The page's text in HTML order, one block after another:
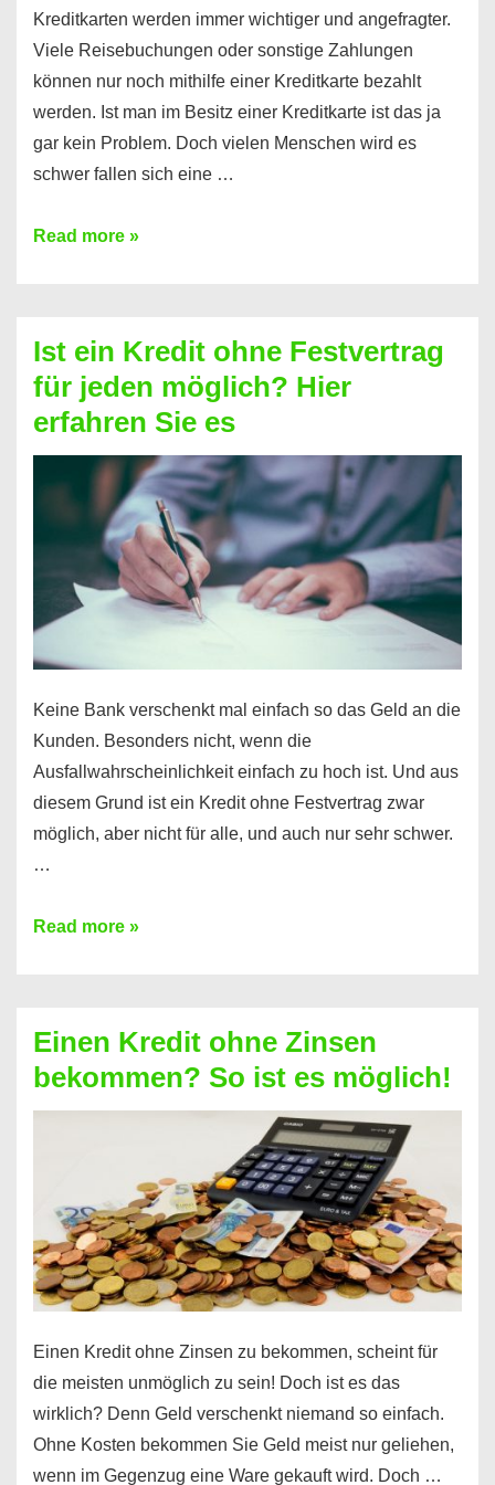
Kreditkarten werden immer wichtiger und angefragter.
Viele Reisebuchungen oder sonstige Zahlungen
können nur noch mithilfe einer Kreditkarte bezahlt
werden. Ist man im Besitz einer Kreditkarte ist das ja
gar kein Problem. Doch vielen Menschen wird es
schwer fallen sich eine …
Kreditkarte
Prepaid
ist
nicht
nur
für
Handy
möglich!
Read more »
Ist ein Kredit ohne Festvertrag
für jeden möglich? Hier
erfahren Sie es
Keine Bank verschenkt mal einfach so das Geld an die
Kunden. Besonders nicht, wenn die
Ausfallwahrscheinlichkeit einfach zu hoch ist. Und aus
diesem Grund ist ein Kredit ohne Festvertrag zwar
möglich, aber nicht für alle, und auch nur sehr schwer.
…
Ist
Festvertrag
für
jeden
erfahren
Sie
es
Read more »
Einen Kredit ohne Zinsen
bekommen? So ist es möglich!
Einen Kredit ohne Zinsen zu bekommen, scheint für
die meisten unmöglich zu sein! Doch ist es das
wirklich? Denn Geld verschenkt niemand so einfach.
Ohne Kosten bekommen Sie Geld meist nur geliehen,
wenn im Gegenzug eine Ware gekauft wird. Doch …